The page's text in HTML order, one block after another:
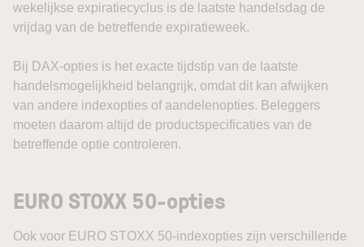
wekelijkse expiratiecyclus is de laatste handelsdag de
vrijdag van de betreffende expiratieweek.
Bij DAX-opties is het exacte tijdstip van de laatste
handelsmogelijkheid belangrijk, omdat dit kan afwijken
van andere indexopties of aandelenopties. Beleggers
moeten daarom altijd de productspecificaties van de
betreffende optie controleren.
EURO STOXX 50-opties
Ook voor EURO STOXX 50-indexopties zijn verschillende